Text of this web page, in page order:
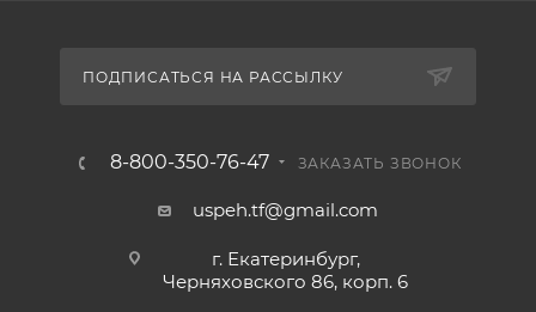
ПОДПИСАТЬСЯ НА РАССЫЛКУ
8-800-350-76-47 ЗАКАЗАТЬ ЗВОНОК
uspeh.tf@gmail.com
г. Екатеринбург,
Черняховского 86, корп. 6​